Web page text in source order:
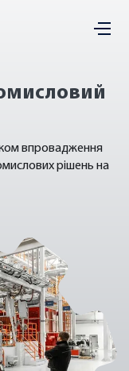
впровадження
рішень на